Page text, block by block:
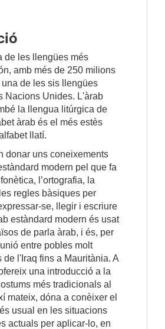
de les llengües més
amb més de 250 milions
de les sis llengües
Nacions Unides. L'àrab
la llengua litúrgica de
àrab és el més estès
llatí.
donar uns coneixements
modern pel que fa
l’ortografia, la
regles bàsiques per
se, llegir i escriure
estàndard modern és usat
de parla àrab, i és, per
entre pobles molt
de l'Iraq fins a Mauritània. A
una introducció a la
més tradicionals al
mateix, dóna a conèixer el
usual en les situacions
actuals per aplicar-lo, en